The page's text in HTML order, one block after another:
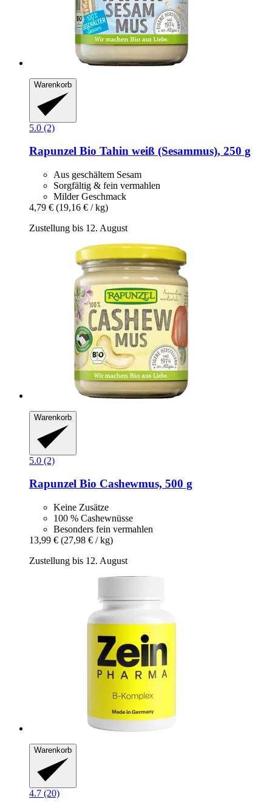
Warenkorb
5.0 (2)
Rapunzel Bio Tahin weiß (Sesammus), 250 g
Aus geschältem Sesam
Sorgfältig & fein vermahlen
Milder Geschmack
4,79 € (19,16 € / kg)
Zustellung bis 12. August
Warenkorb
5.0 (2)
Rapunzel Bio Cashewmus, 500 g
Keine Zusätze
100 % Cashewnüsse
Besonders fein vermahlen
13,99 € (27,98 € / kg)
Zustellung bis 12. August
Warenkorb
4.7 (20)